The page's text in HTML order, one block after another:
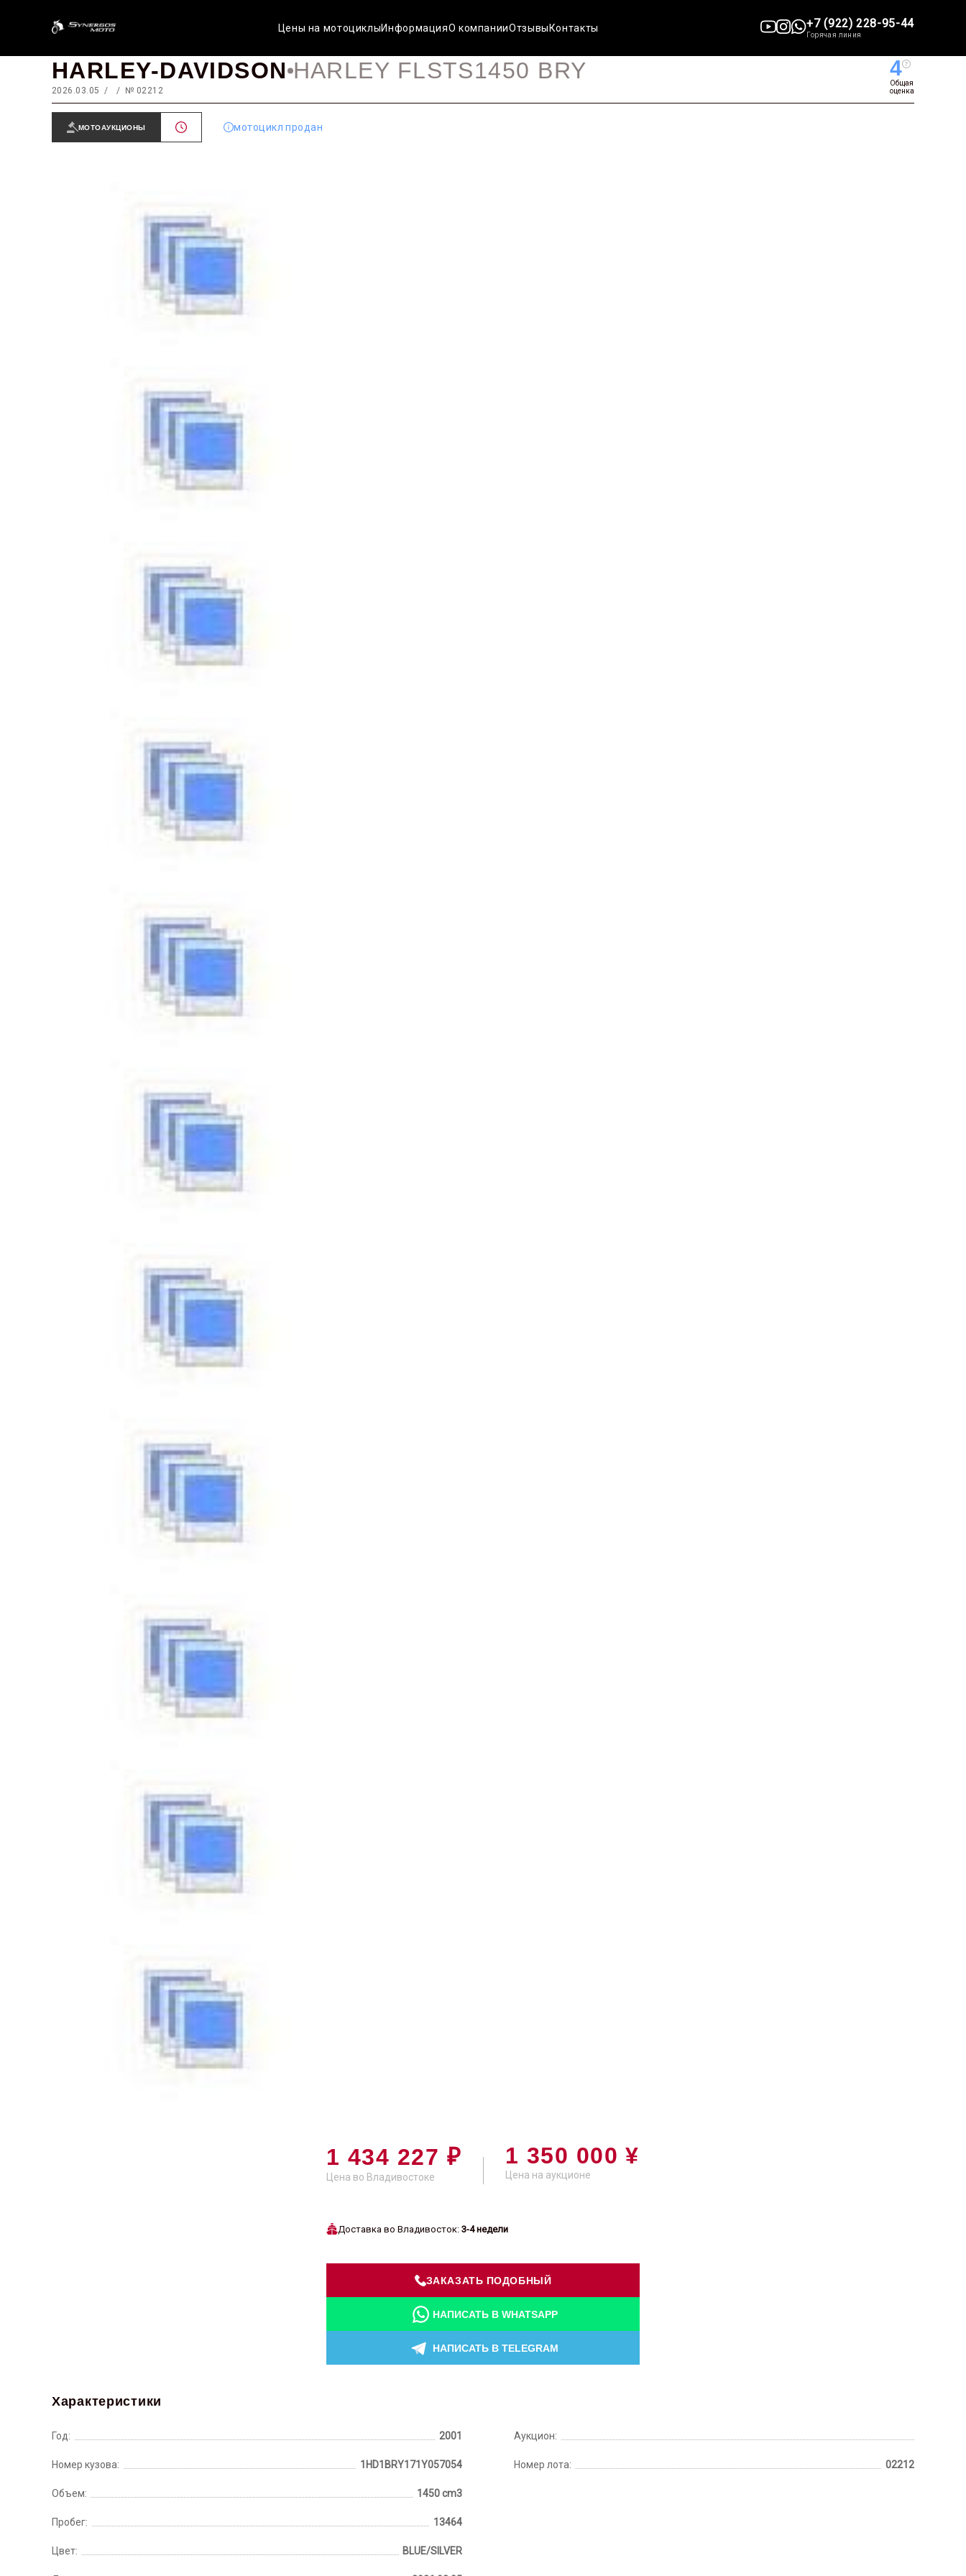
Цены на мотоциклыИнформацияО компанииОтзывы Контакты +7 (922) 228-95-44
Горячая линия
HARLEY-DAVIDSON HARLEY FLSTS1450 BRY
2026.03.05 № 02212
4
Общая
оценка
МОТОАУКЦИОНЫ мотоцикл продан
1 434 227 ₽
Цена во Владивостоке
1 350 000 ¥
Цена на аукционе
Доставка во Владивосток:3-4 недели
ЗАКАЗАТЬ ПОДОБНЫЙ
НАПИСАТЬ В WHATSAPP
НАПИСАТЬ В TELEGRAM
Характеристики
Год: 2001
Номер кузова: 1HD1BRY171Y057054
Объем: 1450 cm3
Пробег: 13464
Цвет: BLUE/SILVER
Аукцион:
Номер лота: 02212